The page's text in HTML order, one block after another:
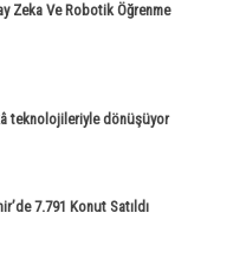
Zeka Ve Robotik Öğrenme
teknolojileriyle dönüşüyor
7.791 Konut Satıldı